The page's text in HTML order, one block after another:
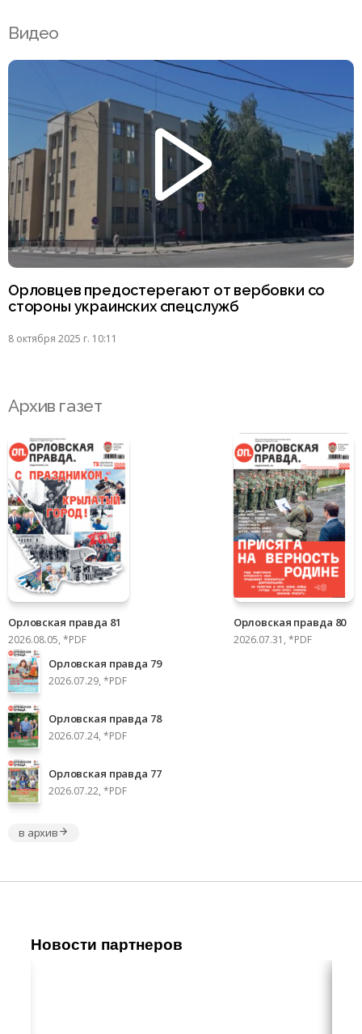
Видео
Орловцев предостерегают от вербовки со
стороны украинских спецслужб
8 октября 2025 г. 10:11
Архив газет
Орловская правда 81
2026.08.05, *PDF
Орловская правда 80
2026.07.31, *PDF
Орловская правда 79
2026.07.29, *PDF
Орловская правда 78
2026.07.24, *PDF
Орловская правда 77
2026.07.22, *PDF
в архив
Новости партнеров